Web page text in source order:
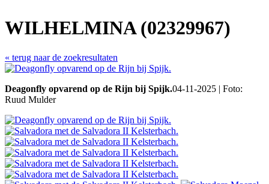
WILHELMINA (02329967)
« terug naar de zoekresultaten
Deagonfly opvarend op de Rijn bij Spijk.04-11-2025 | Foto:
Ruud Mulder